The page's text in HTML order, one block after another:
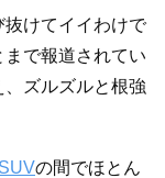
けてイイわけで
で報道されてい
ズルズルと根強
SUVの間でほとん